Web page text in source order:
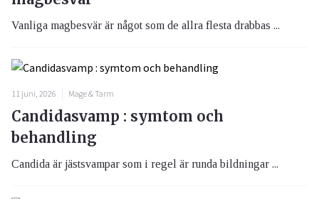
Vanliga magbesvär är något som de allra flesta drabbas ...
11 juni, 2026 Mage & Tarm
Candidasvamp : symtom och
behandling
Candida är jästsvampar som i regel är runda bildningar ...